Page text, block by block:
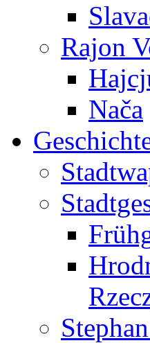
Rajon
Nača